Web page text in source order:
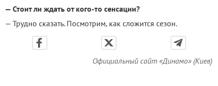
— Стоит ли ждать от кого-то сенсации?
— Трудно сказать. Посмотрим, как сложится сезон.
Официальный сайт «Динамо» (Киев)